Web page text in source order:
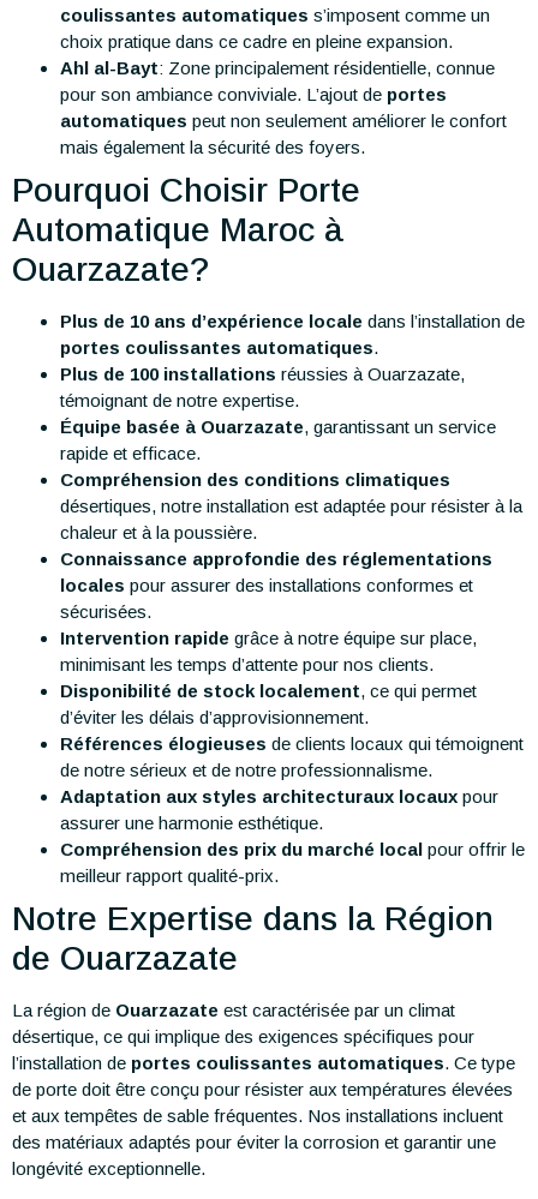
coulissantes automatiques s’imposent comme un
choix pratique dans ce cadre en pleine expansion.
Ahl al-Bayt: Zone principalement résidentielle, connue
pour son ambiance conviviale. L’ajout de portes
automatiques peut non seulement améliorer le confort
mais également la sécurité des foyers.
Pourquoi Choisir Porte
Automatique Maroc à
Ouarzazate?
Plus de 10 ans d’expérience locale dans l’installation de
portes coulissantes automatiques.
Plus de 100 installations réussies à Ouarzazate,
témoignant de notre expertise.
Équipe basée à Ouarzazate, garantissant un service
rapide et efficace.
Compréhension des conditions climatiques
désertiques, notre installation est adaptée pour résister à la
chaleur et à la poussière.
Connaissance approfondie des réglementations
locales pour assurer des installations conformes et
sécurisées.
Intervention rapide grâce à notre équipe sur place,
minimisant les temps d’attente pour nos clients.
Disponibilité de stock localement, ce qui permet
d’éviter les délais d’approvisionnement.
Références élogieuses de clients locaux qui témoignent
de notre sérieux et de notre professionnalisme.
Adaptation aux styles architecturaux locaux pour
assurer une harmonie esthétique.
Compréhension des prix du marché local pour offrir le
meilleur rapport qualité-prix.
Notre Expertise dans la Région
de Ouarzazate
La région de Ouarzazate est caractérisée par un climat
désertique, ce qui implique des exigences spécifiques pour
l’installation de portes coulissantes automatiques. Ce type
de porte doit être conçu pour résister aux températures élevées
et aux tempêtes de sable fréquentes. Nos installations incluent
des matériaux adaptés pour éviter la corrosion et garantir une
longévité exceptionnelle.